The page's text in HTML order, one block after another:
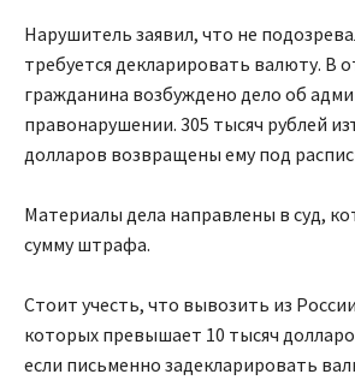
Нарушитель заявил, что не
требуется декларировать валюту. В
гражданина возбуждено дело об
правонарушении. 305 тысяч рублей
долларов возвращены ему под
Материалы дела направлены в суд,
сумму штрафа.
Стоит учесть, что вывозить из
которых превышает 10 тысяч
если письменно задекларировать